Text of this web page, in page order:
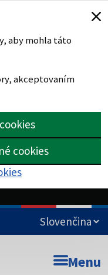
aby mohla táto
akceptovaním
cookies
Menu